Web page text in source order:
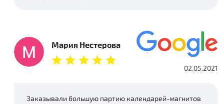
Мария Нестерова
02.05.2021
Заказывали большую партию календарей-магнитов